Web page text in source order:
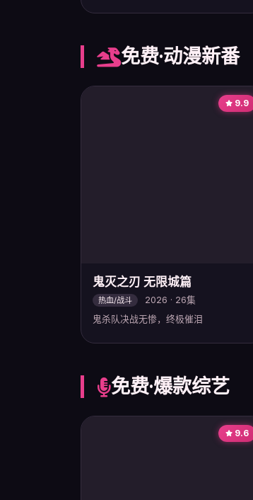
免费·动漫新番
9.9
鬼灭之刃 无限城篇
热血/战斗
2026 · 26集
鬼杀队决战无惨，终极催泪
免费·爆款综艺
9.6